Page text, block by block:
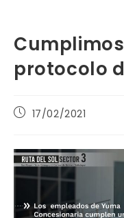
protocolo
Publicación
entrada:
17/02/2021